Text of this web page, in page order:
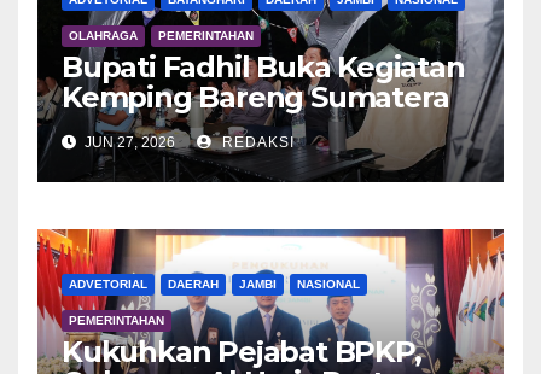
OLAHRAGA PEMERINTAHAN
Bupati Fadhil Buka Kegiatan
Kemping Bareng Sumatera
di Tapa Malenggang
JUN 27, 2026 REDAKSI
ADVETORIAL DAERAH JAMBI NASIONAL
PEMERINTAHAN
Kukuhkan Pejabat BPKP,